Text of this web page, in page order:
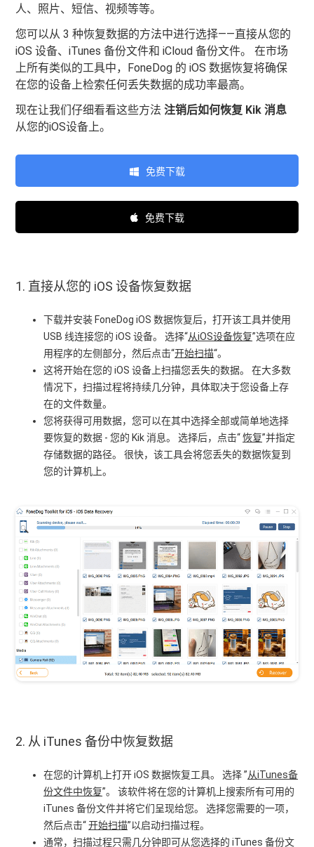
人、照片、短信、视频等等。
您可以从 3 种恢复数据的方法中进行选择——直接从您的
iOS 设备、iTunes 备份文件和 iCloud 备份文件。 在市场
上所有类似的工具中，FoneDog 的 iOS 数据恢复将确保
在您的设备上检索任何丢失数据的成功率最高。
现在让我们仔细看看这些方法注销后如何恢复 Kik 消息
从您的iOS设备上。
免费下载
免费下载
1. 直接从您的 iOS 设备恢复数据
下载并安装 FoneDog iOS 数据恢复后，打开该工具并使用
USB 线连接您的 iOS 设备。 选择“从iOS设备恢复”选项在应
用程序的左侧部分，然后点击“开始扫描“。
这将开始在您的 iOS 设备上扫描您丢失的数据。 在大多数
情况下，扫描过程将持续几分钟，具体取决于您设备上存
在的文件数量。
您将获得可用数据，您可以在其中选择全部或简单地选择
要恢复的数据 - 您的 Kik 消息。 选择后，点击“恢复”并指定
存储数据的路径。 很快，该工具会将您丢失的数据恢复到
您的计算机上。
2. 从 iTunes 备份中恢复数据
在您的计算机上打开 iOS 数据恢复工具。 选择 ”从iTunes备
份文件中恢复”。 该软件将在您的计算机上搜索所有可用的
iTunes 备份文件并将它们呈现给您。 选择您需要的一项，
然后点击“开始扫描”以启动扫描过程。
通常，扫描过程只需几分钟即可从您选择的 iTunes 备份文